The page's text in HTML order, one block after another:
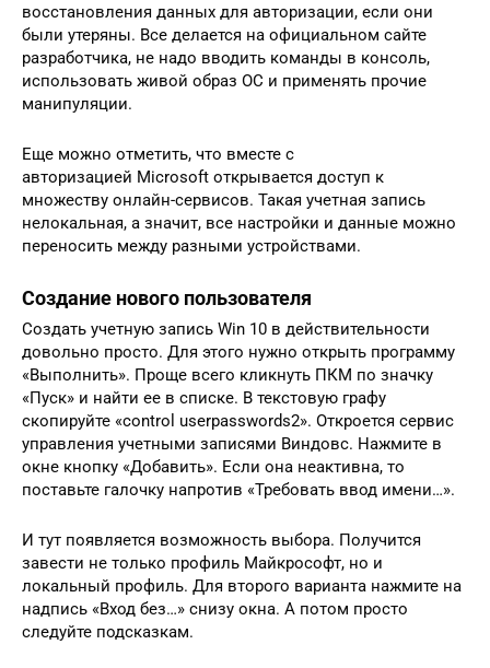
восстановления данных для авторизации, если они
были утеряны. Все делается на официальном сайте
разработчика, не надо вводить команды в консоль,
использовать живой образ ОС и применять прочие
манипуляции.
Еще можно отметить, что вместе с
авторизацией Microsoft открывается доступ к
множеству онлайн-сервисов. Такая учетная запись
нелокальная, а значит, все настройки и данные можно
переносить между разными устройствами.
Создание нового пользователя
Создать учетную запись Win 10 в действительности
довольно просто. Для этого нужно открыть программу
«Выполнить». Проще всего кликнуть ПКМ по значку
«Пуск» и найти ее в списке. В текстовую графу
скопируйте «control userpasswords2». Откроется сервис
управления учетными записями Виндовс. Нажмите в
окне кнопку «Добавить». Если она неактивна, то
поставьте галочку напротив «Требовать ввод имени…».
И тут появляется возможность выбора. Получится
завести не только профиль Майкрософт, но и
локальный профиль. Для второго варианта нажмите на
надпись «Вход без…» снизу окна. А потом просто
следуйте подсказкам.